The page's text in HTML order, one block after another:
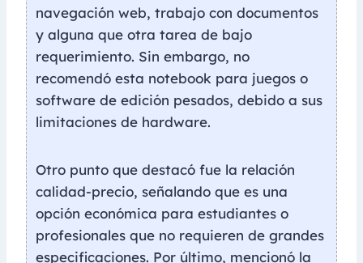
navegación web, trabajo con documentos
y alguna que otra tarea de bajo
requerimiento. Sin embargo, no
recomendó esta notebook para juegos o
software de edición pesados, debido a sus
limitaciones de hardware.
Otro punto que destacó fue la relación
calidad-precio, señalando que es una
opción económica para estudiantes o
profesionales que no requieren de grandes
especificaciones. Por último, mencionó la